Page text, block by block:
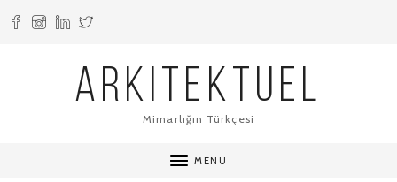
ARKITEKTUEL
Mimarlığın Türkçesi
MENU